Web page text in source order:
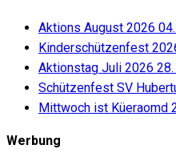
Aktions August 2026
Kinderschützenfest
Aktionstag Juli 2026
Schützenfest SV
Mittwoch ist Küeraomd
Werbung